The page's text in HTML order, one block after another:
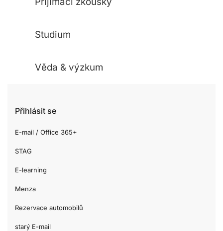
Studium
Věda & výzkum
Přihlásit se
E-mail / Office 365+
STAG
E-learning
Menza
Rezervace automobilů
starý E-mail